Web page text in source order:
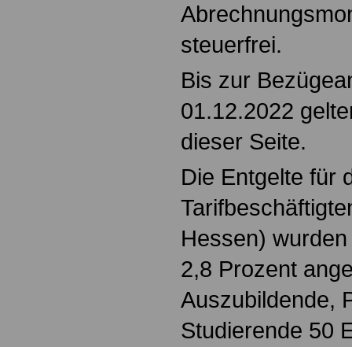
steuerfrei.
Bis zur
01.12.2022
dieser Seite.
Die Entgelte für
Hessen)
2,8 Prozent
Auszubildende,
Studierende 50